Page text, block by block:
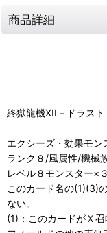
商品詳細
終獄龍機XII－ドラスト
エクシーズ・効果モン
ランク８/風属性/機械
レベル８モンスター×３
このカード名の(1)(3)
ない。
(1)：このカードがＸ召